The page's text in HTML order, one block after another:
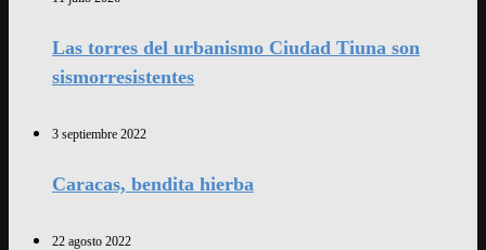
Las torres del urbanismo Ciudad Tiuna son
sismorresistentes
3 septiembre 2022
Caracas, bendita hierba
22 agosto 2022